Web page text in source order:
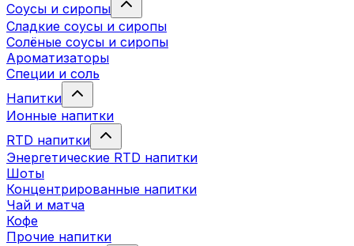
Соусы и сиропы
Сладкие соусы и сиропы
Солёные соусы и сиропы
Ароматизаторы
Специи и соль
Напитки
Ионные напитки
RTD напитки
Энергетические RTD напитки
Шоты
Концентрированные напитки
Чай и матча
Кофе
Прочие напитки